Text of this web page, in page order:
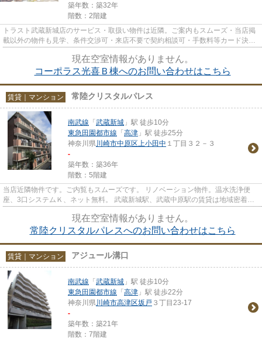
築年数：築32年
階数：2階建
トラスト武蔵新城店のサービス・取扱い物件は近隣。ご案内もスムーズ・当店掲
載以外の物件も見学、条件交渉可・来店不要で契約相談可・手数料等カード決済
可・来店時無料駐車場有（要...
現在空室情報がありません。
コーポラス光喜Ｂ棟へのお問い合わせはこちら
賃貸｜マンション 常陸クリスタルパレス
南武線 「武蔵新城 」駅 徒歩10分
東急田園都市線 「高津 」駅 徒歩25分
神奈川県川崎市中原区上小田中 １丁目３２－３
-
築年数：築36年
階数：5階建
当店近隣物件です。ご内覧もスムーズです。 リノベーション物件。温水洗浄便
座、3口システムＫ、ネット無料。 武蔵新城駅、武蔵中原駅の賃貸は地域密着ト
ラスト武蔵新城店が皆様をサポ...
現在空室情報がありません。
常陸クリスタルパレスへのお問い合わせはこちら
賃貸｜マンション アジュール溝口
南武線 「武蔵新城 」駅 徒歩10分
東急田園都市線 「高津 」駅 徒歩22分
神奈川県川崎市高津区坂戸 ３丁目23-17
-
築年数：築21年
階数：7階建